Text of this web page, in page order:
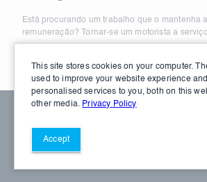
Está procurando um trabalho que o mantenha
remuneração? Tornar-se um motorista a
This site stores cookies on your computer.
used to improve your website experience
personalised services to you, both on this
other media. Privacy Policy
Accept